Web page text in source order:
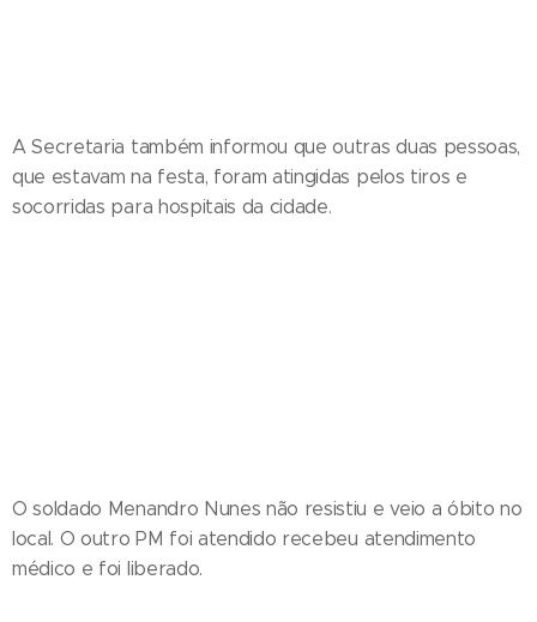
A Secretaria também informou que outras duas pessoas,
que estavam na festa, foram atingidas pelos tiros e
socorridas para hospitais da cidade.
O soldado Menandro Nunes não resistiu e veio a óbito no
local. O outro PM foi atendido recebeu atendimento
médico e foi liberado.